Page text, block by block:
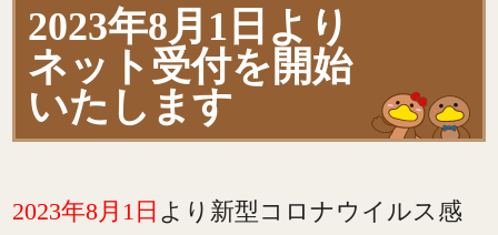
2023年8月1日より
ネット受付を開始
いたします
2023年8月1日 より新型コロナウイルス感